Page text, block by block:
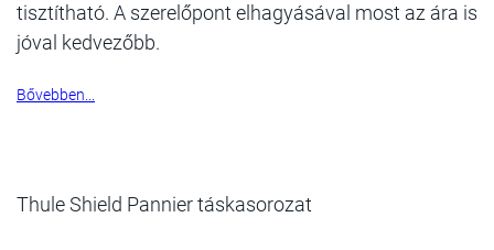
tisztítható. A szerelőpont elhagyásával most az ára is
jóval kedvezőbb.
Bővebben...
Thule Shield Pannier táskasorozat